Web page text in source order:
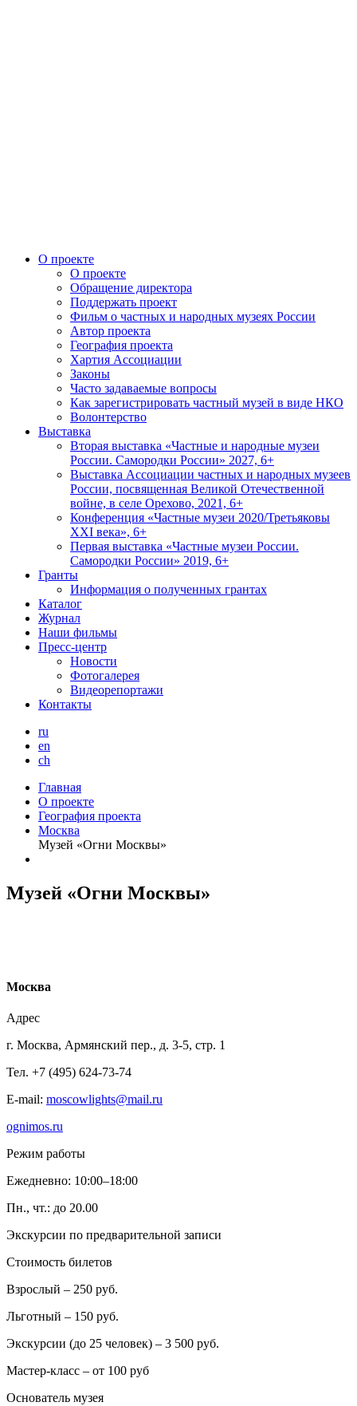
О проекте
О проекте
Обращение директора
Поддержать проект
Фильм о частных и народных музеях России
Автор проекта
География проекта
Хартия Ассоциации
Законы
Часто задаваемые вопросы
Как зарегистрировать частный музей в виде НКО
Волонтерство
Выставка
Вторая выставка «Частные и народные музеи
России. Самородки России» 2027, 6+
Выставка Ассоциации частных и народных музеев
России, посвященная Великой Отечественной
войне, в селе Орехово, 2021, 6+
Конференция «Частные музеи 2020/Третьяковы
XXI века», 6+
Первая выставка «Частные музеи России.
Самородки России» 2019, 6+
Гранты
Информация о полученных грантах
Каталог
Журнал
Наши фильмы
Пресс-центр
Новости
Фотогалерея
Видеорепортажи
Контакты
ru
en
ch
Главная
О проекте
География проекта
Москва
Музей «Огни Москвы»
Музей «Огни Москвы»
Москва
Адрес
г. Москва, Армянский пер., д. 3-5, стр. 1
Тел. +7 (495) 624-73-74
E-mail: moscowlights@mail.ru
ognimos.ru
Режим работы
Ежедневно: 10:00–18:00
Пн., чт.: до 20.00
Экскурсии по предварительной записи
Стоимость билетов
Взрослый – 250 руб.
Льготный – 150 руб.
Экскурсии (до 25 человек) – 3 500 руб.
Мастер-класс – от 100 руб
Основатель музея